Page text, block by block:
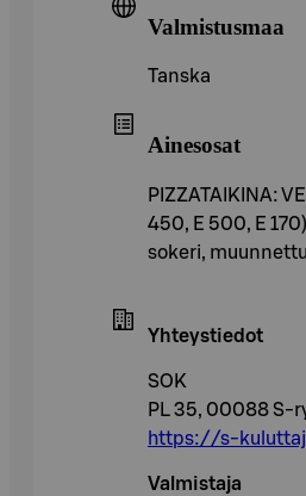
Valmistusmaa
Tanska
Ainesosat
PIZZATAIKINA:
450, E 500, E
sokeri,
Yhteystiedot
SOK
PL 35, 00088 S-
https://s-
Valmistaja